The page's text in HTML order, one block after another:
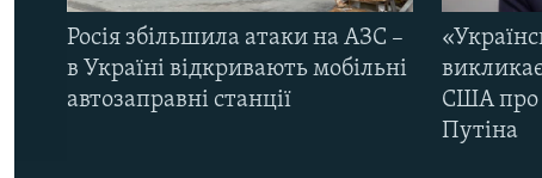
Росія збільшила атаки на АЗС –
в Україні відкривають мобільні
автозаправні станції
США про
Путіна